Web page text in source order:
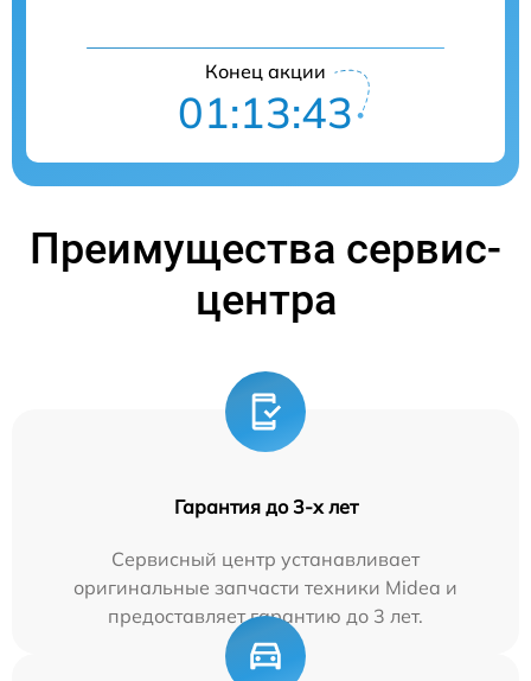
Конец акции
01:13:42
Преимущества сервис-
центра
Гарантия до 3-х лет
Сервисный центр устанавливает
оригинальные запчасти техники Midea и
предоставляет гарантию до 3 лет.